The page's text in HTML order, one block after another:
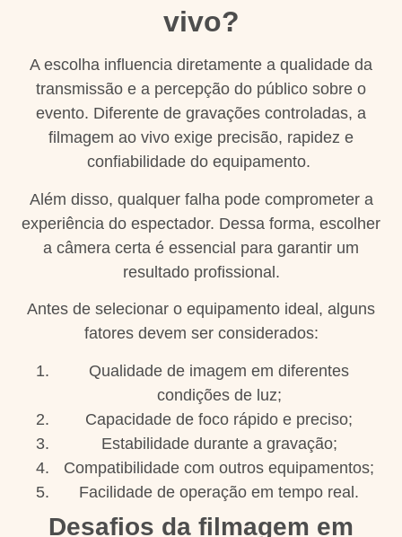
vivo?
A escolha influencia diretamente a qualidade da
transmissão e a percepção do público sobre o
evento. Diferente de gravações controladas, a
filmagem ao vivo exige precisão, rapidez e
confiabilidade do equipamento.
Além disso, qualquer falha pode comprometer a
experiência do espectador. Dessa forma, escolher
a câmera certa é essencial para garantir um
resultado profissional.
Antes de selecionar o equipamento ideal, alguns
fatores devem ser considerados:
Qualidade de imagem em diferentes
condições de luz;
Capacidade de foco rápido e preciso;
Estabilidade durante a gravação;
Compatibilidade com outros equipamentos;
Facilidade de operação em tempo real.
Desafios da filmagem em